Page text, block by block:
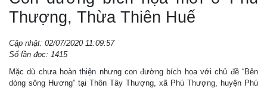
Thượng, Thừa Thiên Huế
Cập nhật: 02/07/2020 11:09:57
Số lần đọc: 1415
Mặc dù chưa hoàn thiện nhưng con đường bích họa với chủ đề “Bên
dòng sông Hương” tại Thôn Tây Thượng, xã Phú Thượng, huyện Phú